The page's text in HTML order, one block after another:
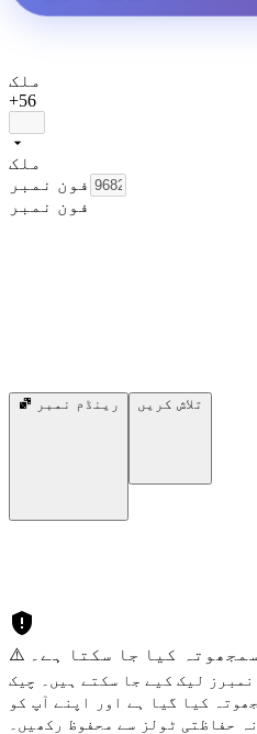
ملک
+56
ملک
فون نمبر
فون نمبر
رینڈم نمبر تلاش کریں
کیا جا سکتا ہے۔
نمبرز لیک کیے جا سکتے ہیں۔ چیک
کیا گیا ہے اور اپنے آپ کو
حفاظتی ٹولز سے محفوظ رکھیں۔